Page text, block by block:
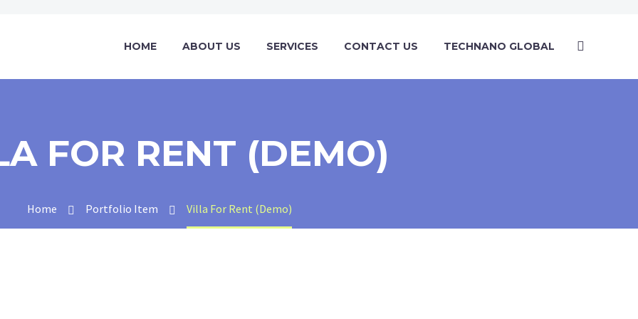
HOME ABOUT US SERVICES CONTACT US TECHNANO GLOBAL
FOR RENT (DEMO)
Home Portfolio Item Villa For Rent (Demo)